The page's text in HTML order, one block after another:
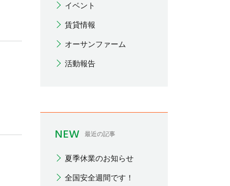
イベント
賃貸情報
オーサンファーム
活動報告
NEW 最近の記事
夏季休業のお知らせ
全国安全週間です！